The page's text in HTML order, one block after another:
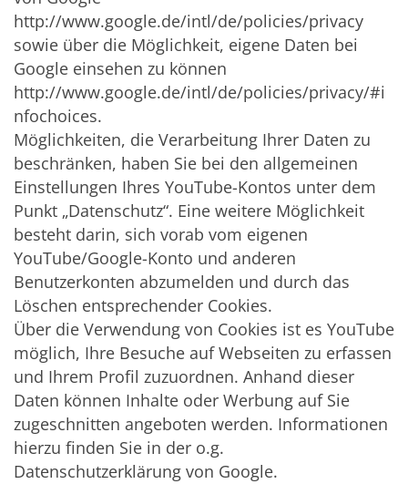
http://www.google.de/intl/de/policies/privacy
sowie über die Möglichkeit, eigene Daten bei
Google einsehen zu können
http://www.google.de/intl/de/policies/privacy/#i
nfochoices.
Möglichkeiten, die Verarbeitung Ihrer Daten zu
beschränken, haben Sie bei den allgemeinen
Einstellungen Ihres YouTube-Kontos unter dem
Punkt „Datenschutz“. Eine weitere Möglichkeit
besteht darin, sich vorab vom eigenen
YouTube/Google-Konto und anderen
Benutzerkonten abzumelden und durch das
Löschen entsprechender Cookies.
Über die Verwendung von Cookies ist es YouTube
möglich, Ihre Besuche auf Webseiten zu erfassen
und Ihrem Profil zuzuordnen. Anhand dieser
Daten können Inhalte oder Werbung auf Sie
zugeschnitten angeboten werden. Informationen
hierzu finden Sie in der o.g.
Datenschutzerklärung von Google.